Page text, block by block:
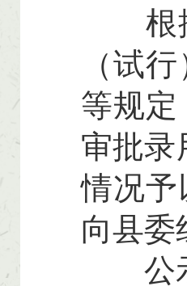
根据
（试
等规
审批录
情况予
向县委
公示